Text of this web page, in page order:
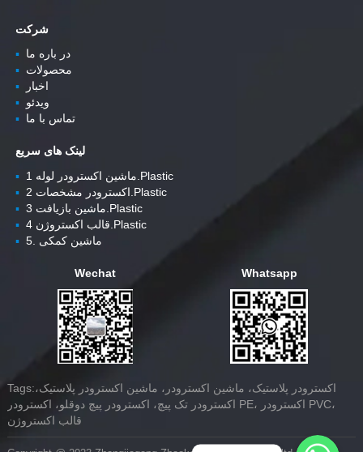
شرکت
▪ در باره ما
▪ محصولات
▪
اخبار
▪ ویدئو
▪ تماس با ما
لینک های سریع
▪
ماشین اکسترودر لوله 1.Plastic
▪
اکسترودر مشخصات 2.Plastic
▪
ماشین بازیافت 3.Plastic
▪
قالب اکستروژن 4.Plastic
▪
5. ماشین کمکی
Wechat Whatsapp
Tags:اکسترودر پلاستیک، ماشین اکسترودر، ماشین اکسترودر پلاستیک،
اکسترودر تک پیچ، اکسترودر پیچ دوقلو، اکسترودر PE، اکسترودر PVC،
قالب اکستروژن
Whatsapp